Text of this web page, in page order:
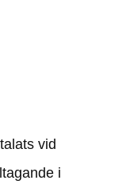
vid
i